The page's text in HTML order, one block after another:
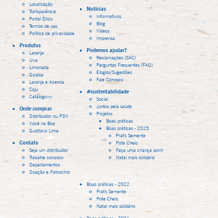
Localização
Transparência
Portal Ético
Termos de uso
Política de privacidade
Produtos
Laranja
Uva
Limonada
Goiaba
Laranja e Acerola
Caju
Catálogo-vr
Onde comprar
Distribuidor ou PDV
Você na Boa
Gusttavo Lima
Contato
Seja um distribuidor
Trabalhe conosco
Departamentos
Doação e Patrocínio
Notícias
Informativos
Blog
Vídeos
Imprensa
Podemos ajudar?
Reclamações (SAC)
Perguntas Frequentes (FAQ)
Elogios/Sugestões
Fale Conosco
#sustentabilidade
Social
Juntos pela saúde
Projetos
Boas práticas
Boas práticas - 2023
Prat's Semente
Pote Cheio
Faça uma criança sorrir
Natal mais solidario
Boas práticas - 2022
Prat's Semente
Pote Cheio
Natal mais solidário